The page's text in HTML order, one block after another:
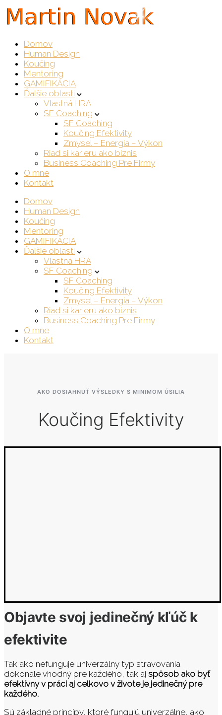
Domov
Human Design
Koučing
Mentoring
GAMIFIKÁCIA
Ďalšie oblasti
Vlastná HRA
SF Coaching
SF Coaching
Koučing Efektivity
Zmysel – Energia – Výkon
Riad si karieru ako biznis
Business Coaching Pre Firmy
O mne
Kontakt
Domov
Human Design
Koučing
Mentoring
GAMIFIKÁCIA
Ďalšie oblasti
Vlastná HRA
SF Coaching
SF Coaching
Koučing Efektivity
Zmysel – Energia – Výkon
Riad si karieru ako biznis
Business Coaching Pre Firmy
O mne
Kontakt
AKO DOSIAHNUŤ VÝSLEDKY S MINIMOM ÚSILIA
Koučing Efektivity
Objavte svoj jedinečný kľúč k
efektivite
Tak ako nefunguje univerzálny typ stravovania
dokonale vhodný pre každého, tak aj spôsob ako byť
efektívny v práci aj celkovo v živote je jedinečný pre
každého.
Sú základné princípy, ktoré fungujú univerzálne, ako